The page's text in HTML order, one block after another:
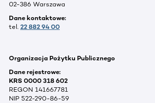
02-386 Warszawa
Dane kontaktowe:
tel. 22 882 94 00
Organizacja Pożytku Publicznego
Dane rejestrowe:
KRS 0000 318 602
REGON 141667781
NIP 522-290-86-59